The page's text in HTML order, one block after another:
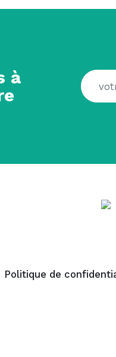
à
Politique de